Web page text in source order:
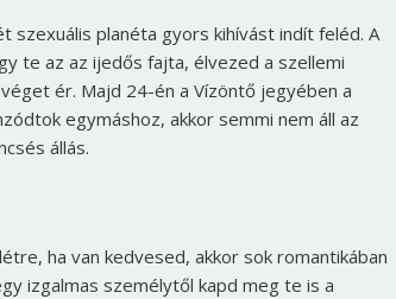
szexuális planéta gyors kihívást indít feléd. A
te az az ijedős fajta, élvezed a szellemi
ér. Majd 24-én a Vízöntő jegyében a
egymáshoz, akkor semmi nem áll az
állás.
ha van kedvesed, akkor sok romantikában
izgalmas személytől kapd meg te is a